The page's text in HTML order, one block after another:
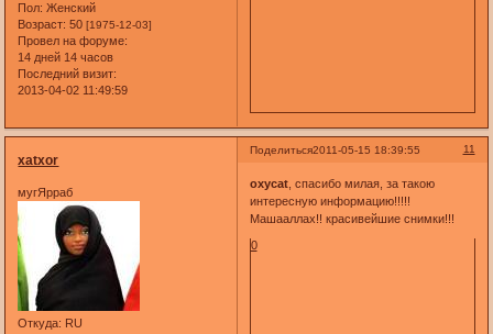
Пол: Женский
Возраст: 50[1975-12-03]
Провел на форуме:
14 дней 14 часов
Последний визит:
2013-04-02 11:49:59
Поделиться 11
2011-05-15 18:39:55
xatxor
мугЯрраб
Откуда: RU
oxycat, спасибо милая, за такою
интересную информацию!!!!!
Машааллах!! красивейшие снимки!!!
0